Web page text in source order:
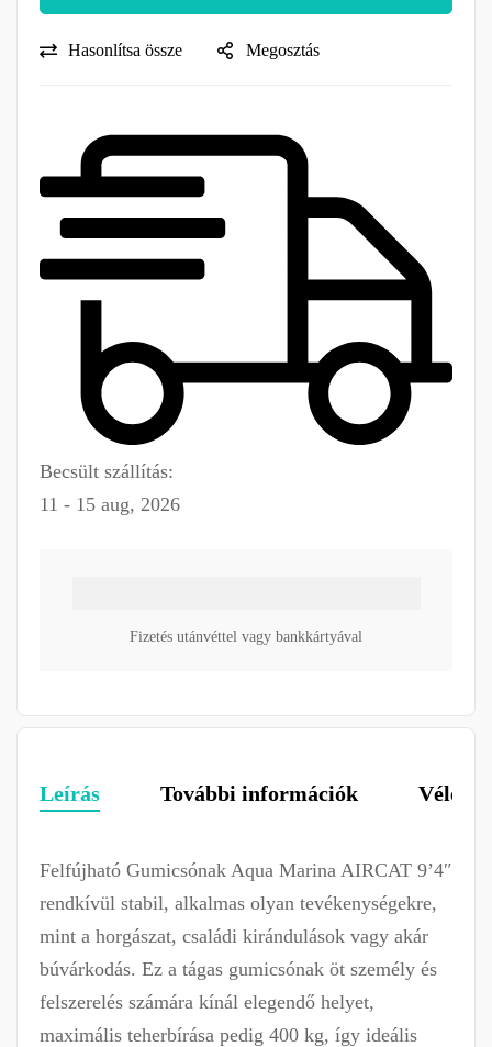
Hasonlítsa össze Megosztás
Becsült szállítás:
11 - 15 aug, 2026
Fizetés utánvéttel vagy bankkártyával
Leírás További információk
Felfújható Gumicsónak Aqua Marina AIRCAT 9’4″
rendkívül stabil, alkalmas olyan tevékenységekre,
mint a horgászat, családi kirándulások vagy akár
búvárkodás. Ez a tágas gumicsónak öt személy és
felszerelés számára kínál elegendő helyet,
maximális teherbírása pedig 400 kg, így ideális